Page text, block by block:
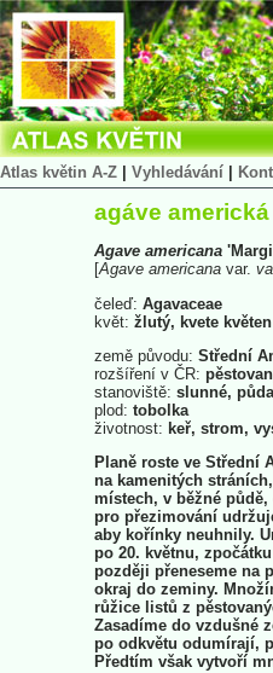
Atlas květin A-Z Vyhledávání
agáve
Agave americana
[Agave americana var.
čeleď: Agavaceae
květ: žlutý, kvete
země původu: Střední
rozšíření v ČR:
stanoviště: slunné,
plod: tobolka
životnost: keř, strom,
Planě roste ve Střední
na kamenitých
místech, v běžné
pro přezimování
aby kořínky neuhnily.
po 20. květnu,
později přeneseme na
okraj do zeminy.
růžice listů z
Zasadíme do vzdušné
po odkvětu odumírají,
Předtím však vytvoří